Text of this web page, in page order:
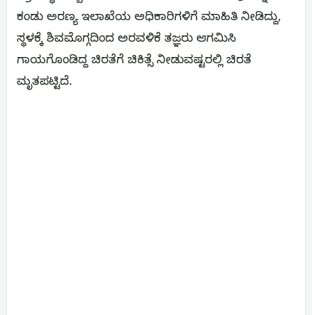
ಕಂಡು ಅರಣ್ಯ ಇಲಾಖೆಯ ಅಧಿಕಾರಿಗಳಿಗೆ ಮಾಹಿತಿ ನೀಡಿದ್ದು,
ಸ್ಥಳಕ್ಕೆ ಶಿವಮೊಗ್ಗದಿಂದ ಅರವಳಿಕೆ ತಜ್ಞರು ಆಗಮಿಸಿ
ಗಾಯಗೊಂಡಿದ್ದ ಚಿರತೆಗೆ ಚಿಕಿತ್ಸೆ ನೀಡುವಷ್ಟರಲ್ಲಿ ಚಿರತೆ
ಮೃತಪಟ್ಟಿದೆ.